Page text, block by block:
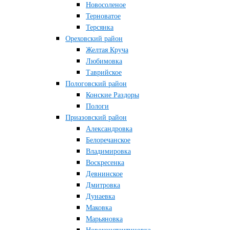
Новосоленое
Терноватое
Терсянка
Ореховский район
Желтая Круча
Любимовка
Таврийское
Пологовский район
Конские Раздоры
Пологи
Приазовский район
Александровка
Белоречанское
Владимировка
Воскресенка
Девнинское
Дмитровка
Дунаевка
Маковка
Марьяновка